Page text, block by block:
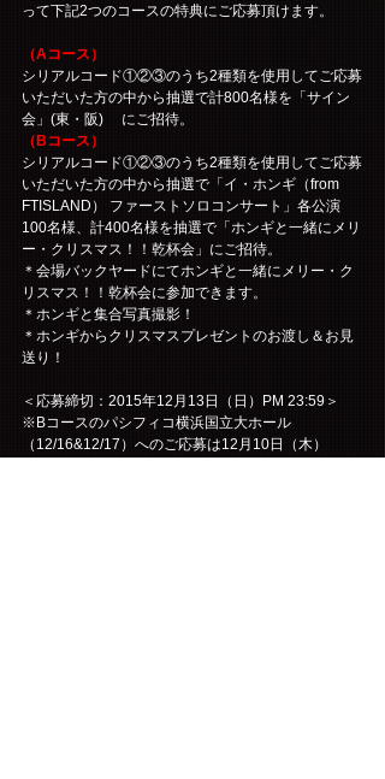
って下記2つのコースの特典にご応募頂けます。
（Aコース）
シリアルコード①②③のうち2種類を使用してご応募
いただいた方の中から抽選で計800名様を「サイン
会」(東・阪) 　にご招待。
（Bコース）
シリアルコード①②③のうち2種類を使用してご応募
いただいた方の中から抽選で「イ・ホンギ（from
FTISLAND） ファーストソロコンサート」各公演
100名様、計400名様を抽選で「ホンギと一緒にメリ
ー・クリスマス！！乾杯会」にご招待。
＊会場バックヤードにてホンギと一緒にメリー・ク
リスマス！！乾杯会に参加できます。
＊ホンギと集合写真撮影！
＊ホンギからクリスマスプレゼントのお渡し＆お見
送り！
＜応募締切：2015年12月13日（日）PM 23:59＞
※Bコースのパシフィコ横浜国立大ホール
（12/16&12/17）へのご応募は12月10日（木）